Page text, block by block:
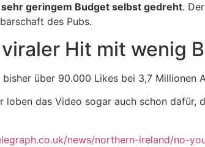
geringem Budget selbst gedreht.
des Pubs.
Hit mit wenig
über 90.000 Likes bei 3,7 Millionen
loben das Video sogar auch schon dafür,
news/northern-ireland/no-